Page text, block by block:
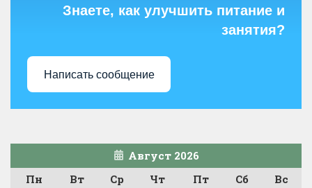
Знаете, как улучшить питание и
занятия?
Написать сообщение
Август 2026
Пн
Вт Ср Чт Пт Сб
Вс